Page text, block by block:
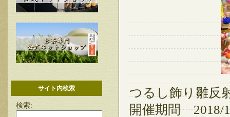
サイト内検索
検索:
つるし飾り雛反
開催期間 2018/